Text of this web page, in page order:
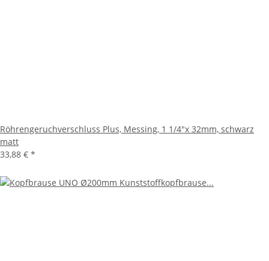
Röhrengeruchverschluss Plus, Messing, 1 1/4"x 32mm, schwarz
matt
33,88 € *